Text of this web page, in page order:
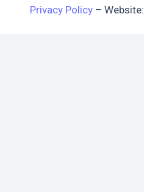
Privacy Policy– Website: